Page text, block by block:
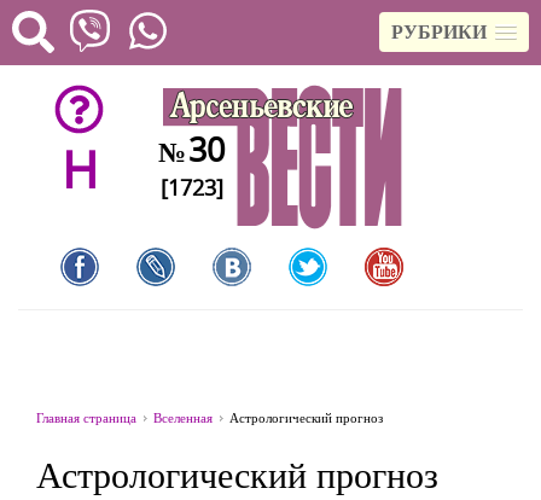
РУБРИКИ
H №30
[1723]
Главная страница Вселенная Астрологический прогноз
Астрологический прогноз